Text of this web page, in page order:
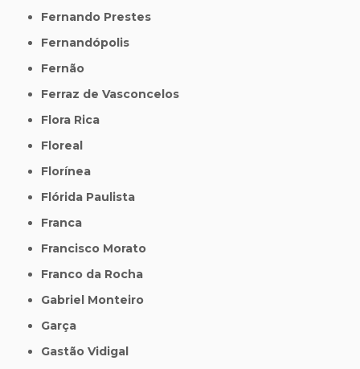
Fernando Prestes
Fernandópolis
Fernão
Ferraz de Vasconcelos
Flora Rica
Floreal
Florínea
Flórida Paulista
Franca
Francisco Morato
Franco da Rocha
Gabriel Monteiro
Garça
Gastão Vidigal